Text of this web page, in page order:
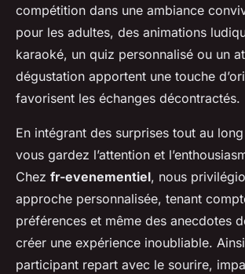
compétition dans une ambiance
pour les adultes, des animations
karaoké, un quiz personnalisé ou un
dégustation apportent une touche
favorisent les échanges décontractés.
En intégrant des surprises tout au
vous gardez l’attention et
Chez fr-evenementiel, nous
approche personnalisée, tenant
préférences et même des anecdotes
créer une expérience inoubliable.
participant repart avec le sourire,